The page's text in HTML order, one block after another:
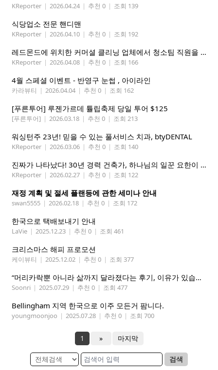
KReporter | 2026.04.24 | 추천 0 | 조회 139
식당업소 전문 핸디맨
KReporter | 2026.04.10 | 추천 0 | 조회 192
레드몬드에 위치한 커머셜 클리닝 업체에서 청소팀 직원을 모집합니다.
KReporter | 2026.04.08 | 추천 0 | 조회 166
4월 스페셜 이벤트 - 반영구 눈썹 , 아이라인
카라뷰티 | 2026.04.04 | 추천 0 | 조회 162
[푸른투어] 루젠가르데 튤립축제 당일 투어 $125
[푸른투어] | 2026.03.18 | 추천 0 | 조회 213
워싱턴주 23년! 믿을 수 있는 풀서비스 치과, btyDENTAL
KReporter | 2026.03.06 | 추천 0 | 조회 140
진짜가 나타났다! 30년 경력 건축가, 하나님의 일꾼 요한이 책임 시공합니다.
KReporter | 2026.02.27 | 추천 0 | 조회 122
재정 계획 및 절세 플랜등에 관한 세미나 안내
swan5555 | 2026.02.18 | 추천 0 | 조회 172
한국으로 택배보내기 안내
LaVie | 2025.12.23 | 추천 0 | 조회 461
크리스마스 해피 프로모션
케이뷰티 | 2025.12.02 | 추천 0 | 조회 377
“머리카락뿐 아니라 삶까지 달라졌다는 후기, 이유가 있습니다
Soonri | 2025.07.29 | 추천 0 | 조회 477
Bellingham 지역 한국으로 이주 모든거 팜니다.
youngmoonjoo | 2025.07.28 | 추천 0 | 조회 700
1 » 마지막
검색